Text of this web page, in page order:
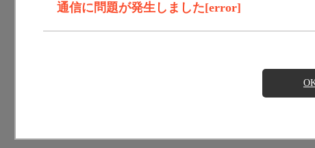
通信に問題が発生しました[error]